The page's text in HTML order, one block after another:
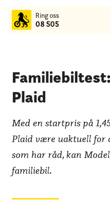
Ring oss
08 505
hovedinnhold
Plaid
Med en startpris på
Plaid være uaktuell for
som har råd, kan
familiebil.